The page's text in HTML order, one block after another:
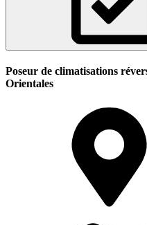
Poseur de climatisations
Orientales